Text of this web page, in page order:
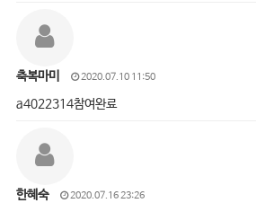
축복마미 2020.07.10 11:50
a4022314참여완료
한혜숙 2020.07.16 23:26